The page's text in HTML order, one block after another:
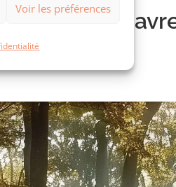
Voir les préférences
projet au